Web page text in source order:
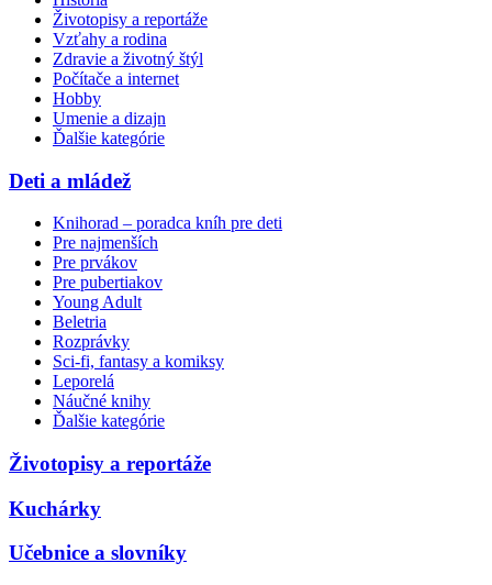
Životopisy a reportáže
Vzťahy a rodina
Zdravie a životný štýl
Počítače a internet
Hobby
Umenie a dizajn
Ďalšie kategórie
Deti a mládež
Knihorad – poradca kníh pre deti
Pre najmenších
Pre prvákov
Pre pubertiakov
Young Adult
Beletria
Rozprávky
Sci-fi, fantasy a komiksy
Leporelá
Náučné knihy
Ďalšie kategórie
Životopisy a reportáže
Kuchárky
Učebnice a slovníky